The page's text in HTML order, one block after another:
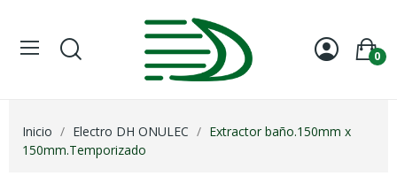
0
Inicio Electro DH ONULEC
Extractor baño.150mm x
150mm.Temporizado